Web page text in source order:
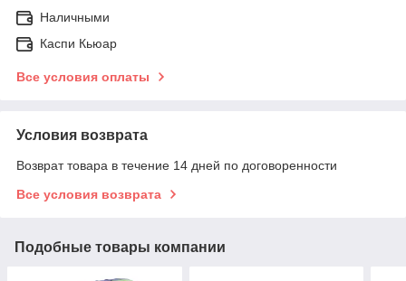
Наличными
Каспи Кьюар
Все условия оплаты
Условия возврата
Возврат товара в течение 14 дней по договоренности
Все условия возврата
Подобные товары компании